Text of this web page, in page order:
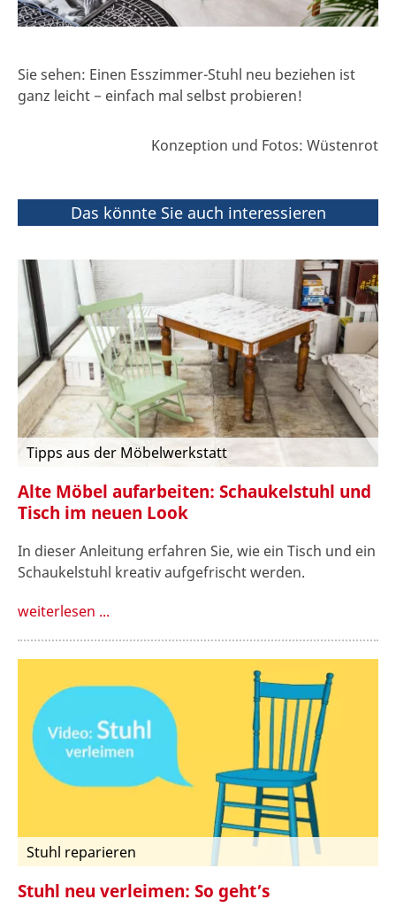
Sie sehen: Einen Esszimmer-Stuhl neu beziehen ist
ganz leicht − einfach mal selbst probieren!
Konzeption und Fotos: Wüstenrot
Das könnte Sie auch interessieren
Tipps aus der Möbelwerkstatt
Alte Möbel aufarbeiten: Schaukelstuhl und
Tisch im neuen Look
In dieser Anleitung erfahren Sie, wie ein Tisch und ein
Schaukelstuhl kreativ aufgefrischt werden.
weiterlesen ...
Stuhl reparieren
Stuhl neu verleimen: So geht’s